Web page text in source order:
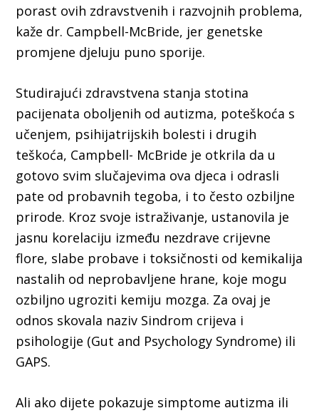
porast ovih zdravstvenih i razvojnih problema,
kaže dr. Campbell-McBride, jer genetske
promjene djeluju puno sporije.
Studirajući zdravstvena stanja stotina
pacijenata oboljenih od autizma, poteškoća s
učenjem, psihijatrijskih bolesti i drugih
teškoća, Campbell- McBride je otkrila da u
gotovo svim slučajevima ova djeca i odrasli
pate od probavnih tegoba, i to često ozbiljne
prirode. Kroz svoje istraživanje, ustanovila je
jasnu korelaciju između nezdrave crijevne
flore, slabe probave i toksičnosti od kemikalija
nastalih od neprobavljene hrane, koje mogu
ozbiljno ugroziti kemiju mozga. Za ovaj je
odnos skovala naziv Sindrom crijeva i
psihologije (Gut and Psychology Syndrome) ili
GAPS.
Ali ako dijete pokazuje simptome autizma ili